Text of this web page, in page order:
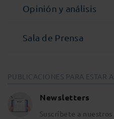
Opinión y análisis
Sala de Prensa
PUBLICACIONES PARA ESTAR
Newsletters
Suscríbete a